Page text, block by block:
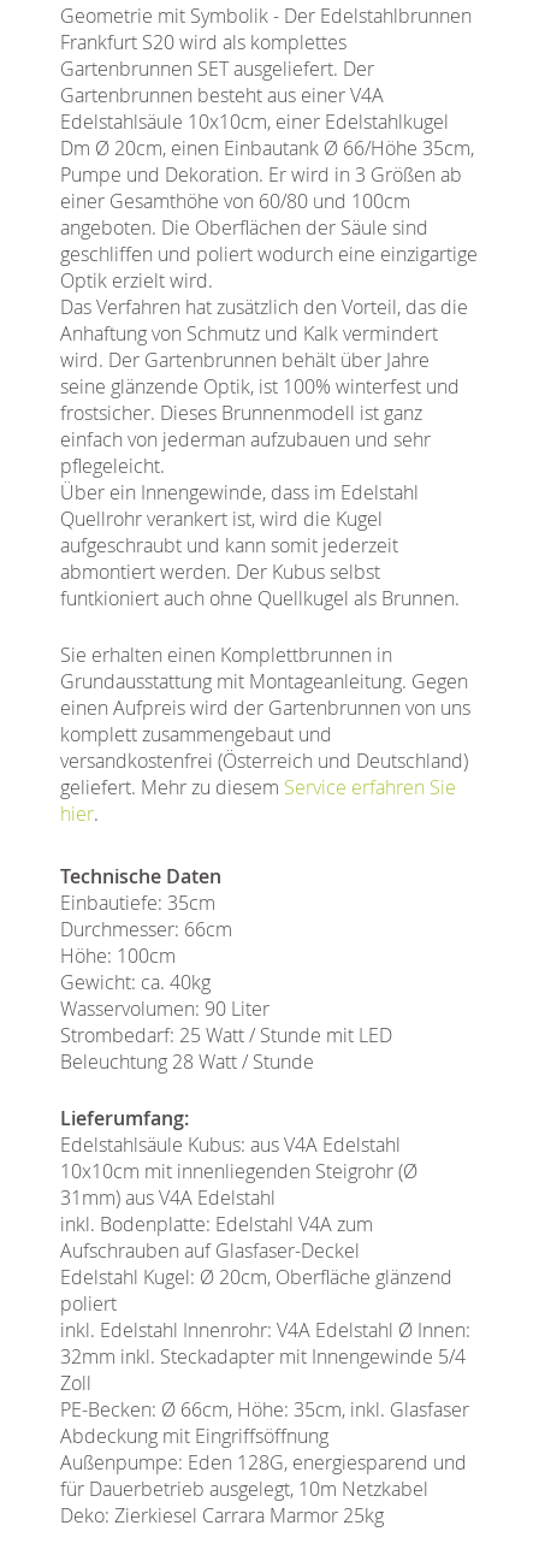
Geometrie mit Symbolik - Der Edelstahlbrunnen
Frankfurt S20 wird als komplettes
Gartenbrunnen SET ausgeliefert. Der
Gartenbrunnen besteht aus einer V4A
Edelstahlsäule 10x10cm, einer Edelstahlkugel
Dm Ø 20cm, einen Einbautank Ø 66/Höhe 35cm,
Pumpe und Dekoration. Er wird in 3 Größen ab
einer Gesamthöhe von 60/80 und 100cm
angeboten. Die Oberflächen der Säule sind
geschliffen und poliert wodurch eine einzigartige
Optik erzielt wird.
Das Verfahren hat zusätzlich den Vorteil, das die
Anhaftung von Schmutz und Kalk vermindert
wird. Der Gartenbrunnen behält über Jahre
seine glänzende Optik, ist 100% winterfest und
frostsicher. Dieses Brunnenmodell ist ganz
einfach von jederman aufzubauen und sehr
pflegeleicht.
Über ein Innengewinde, dass im Edelstahl
Quellrohr verankert ist, wird die Kugel
aufgeschraubt und kann somit jederzeit
abmontiert werden. Der Kubus selbst
funtkioniert auch ohne Quellkugel als Brunnen.
Sie erhalten einen Komplettbrunnen in
Grundausstattung mit Montageanleitung. Gegen
einen Aufpreis wird der Gartenbrunnen von uns
komplett zusammengebaut und
versandkostenfrei (Österreich und Deutschland)
geliefert. Mehr zu diesem Service erfahren Sie
hier.
Technische Daten
Einbautiefe: 35cm
Durchmesser: 66cm
Höhe: 100cm
Gewicht: ca. 40kg
Wasservolumen: 90 Liter
Strombedarf: 25 Watt / Stunde mit LED
Beleuchtung 28 Watt / Stunde
Lieferumfang:
Edelstahlsäule Kubus: aus V4A Edelstahl
10x10cm mit innenliegenden Steigrohr (Ø
31mm) aus V4A Edelstahl
inkl. Bodenplatte: Edelstahl V4A zum
Aufschrauben auf Glasfaser-Deckel
Edelstahl Kugel: Ø 20cm, Oberfläche glänzend
poliert
inkl. Edelstahl Innenrohr: V4A Edelstahl Ø Innen:
32mm inkl. Steckadapter mit Innengewinde 5/4
Zoll
PE-Becken: Ø 66cm, Höhe: 35cm, inkl. Glasfaser
Abdeckung mit Eingriffsöffnung
Außenpumpe: Eden 128G, energiesparend und
für Dauerbetrieb ausgelegt, 10m Netzkabel
Deko: Zierkiesel Carrara Marmor 25kg